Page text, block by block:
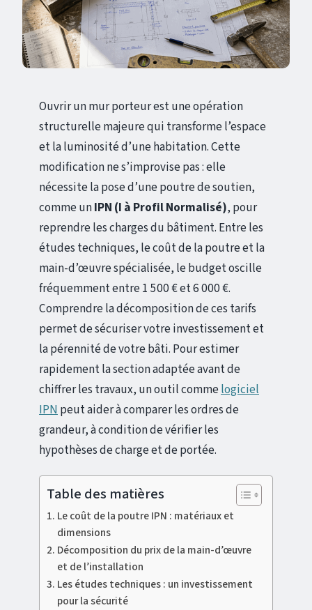
Ouvrir un mur porteur est une opération
structurelle majeure qui transforme l’espace
et la luminosité d’une habitation. Cette
modification ne s’improvise pas : elle
nécessite la pose d’une poutre de soutien,
comme unIPN (I à Profil Normalisé), pour
reprendre les charges du bâtiment. Entre les
études techniques, le coût de la poutre et la
main-d’œuvre spécialisée, le budget oscille
fréquemment entre 1 500 € et 6 000 €.
Comprendre la décomposition de ces tarifs
permet de sécuriser votre investissement et
la pérennité de votre bâti. Pour estimer
rapidement la section adaptée avant de
chiffrer les travaux, un outil commelogiciel
IPNpeut aider à comparer les ordres de
grandeur, à condition de vérifier les
hypothèses de charge et de portée.
Table des matières
Le coût de la poutre IPN : matériaux et
dimensions
Décomposition du prix de la main-d’œuvre
et de l’installation
Les études techniques : un investissement
pour la sécurité